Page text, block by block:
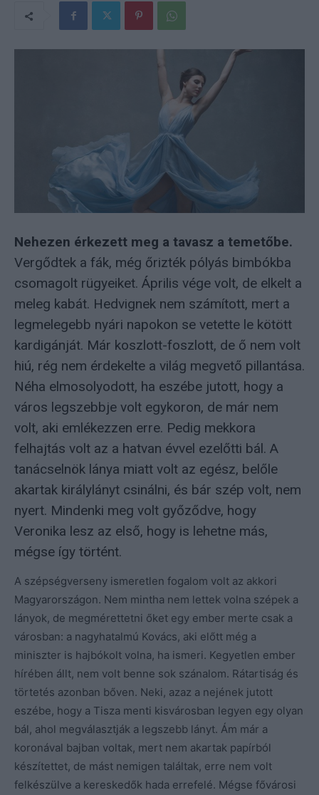
Nehezen érkezett meg a tavasz a temetőbe.
Vergődtek a fák, még őrizték pólyás bimbókba
csomagolt rügyeiket. Április vége volt, de elkelt a
meleg kabát. Hedvignek nem számított, mert a
legmelegebb nyári napokon se vetette le kötött
kardigánját. Már koszlott-foszlott, de ő nem volt
hiú, rég nem érdekelte a világ megvető pillantása.
Néha elmosolyodott, ha eszébe jutott, hogy a
város legszebbje volt egykoron, de már nem
volt, aki emlékezzen erre. Pedig mekkora
felhajtás volt az a hatvan évvel ezelőtti bál. A
tanácselnök lánya miatt volt az egész, belőle
akartak királylányt csinálni, és bár szép volt, nem
nyert. Mindenki meg volt győződve, hogy
Veronika lesz az első, hogy is lehetne más,
mégse így történt.
A szépségverseny ismeretlen fogalom volt az akkori
Magyarországon. Nem mintha nem lettek volna szépek a
lányok, de megmérettetni őket egy ember merte csak a
városban: a nagyhatalmú Kovács, aki előtt még a
miniszter is hajbókolt volna, ha ismeri. Kegyetlen ember
hírében állt, nem volt benne sok szánalom. Rátartiság és
törtetés azonban bőven. Neki, azaz a nejének jutott
eszébe, hogy a Tisza menti kisvárosban legyen egy olyan
bál, ahol megválasztják a legszebb lányt. Ám már a
koronával bajban voltak, mert nem akartak papírból
készítettet, de mást nemigen találtak, erre nem volt
felkészülve a kereskedők hada errefelé. Mégse fővárosi